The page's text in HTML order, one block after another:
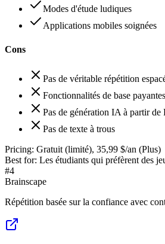
Modes d'étude ludiques
Applications mobiles soignées
Cons
Pas de véritable répétition
Fonctionnalités de base payantes
Pas de génération IA à partir de
Pas de texte à trous
Pricing: Gratuit (limité), 35,99 $/an (Plus)
Best for: Les étudiants qui préfèrent des
#4
Brainscape
Répétition basée sur la confiance avec